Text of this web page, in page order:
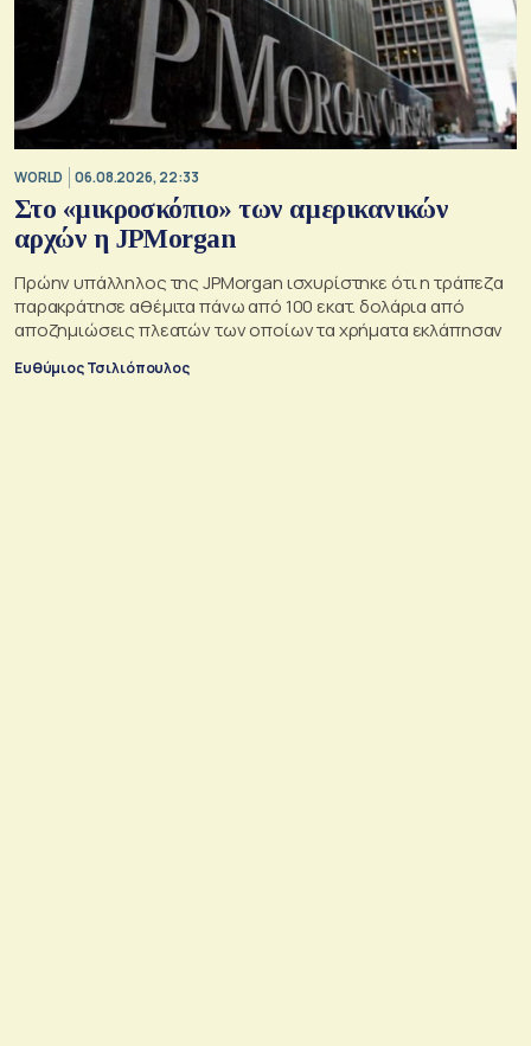
WORLD 06.08.2026, 22:33
Στο «μικροσκόπιο» των αμερικανικών
αρχών η JPMorgan
Πρώην υπάλληλος της JPMorgan ισχυρίστηκε ότι η τράπεζα
παρακράτησε αθέμιτα πάνω από 100 εκατ. δολάρια από
αποζημιώσεις πλεατών των οποίων τα χρήματα εκλάπησαν
Ευθύμιος Τσιλιόπουλος